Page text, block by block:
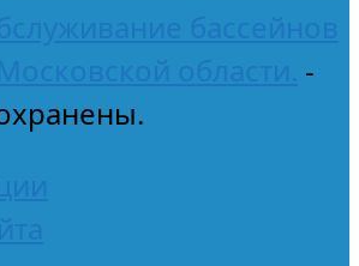
бассейнов
области. -